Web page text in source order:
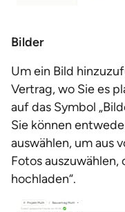
Bilder
Um ein Bild
Vertrag, wo Sie es
auf das Symbol
Sie können
auswählen, um aus
Fotos
hochladen“.